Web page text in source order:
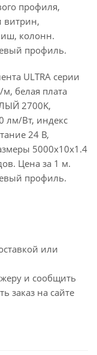
профиля,
витрин,
колонн.
профиль.
ULTRA серии
белая плата
2700K,
лм/Вт, индекс
24 В,
5000x10x1.4
Цена за 1 м.
профиль.
или
и сообщить
заказ на сайте